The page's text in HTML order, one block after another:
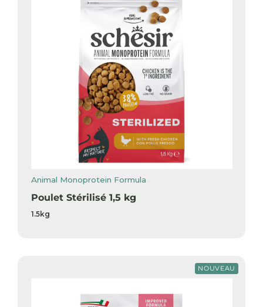
Animal Monoprotein Formula
Poulet Stérilisé 1,5 kg
1.5kg
NOUVEAU